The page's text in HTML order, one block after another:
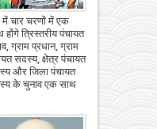
में चार चरणों में एक
होंगे त्रिस्तरीय पंचायत
ग्राम प्रधान, ग्राम
सदस्य, क्षेत्र पंचायत
और जिला पंचायत
के चुनाव एक साथ